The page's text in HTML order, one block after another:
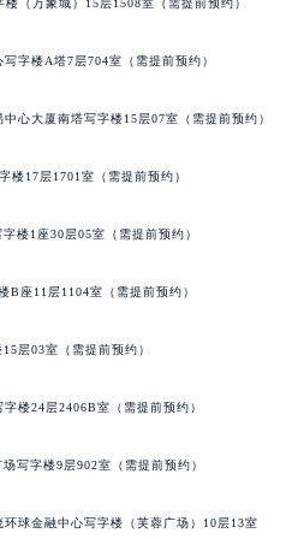
（万象城）15层1508室（需提前预约）
字楼A塔7层704室（需提前预约）
心大厦南塔写字楼15层07室（需提前预约）
楼17层1701室（需提前预约）
楼1座30层05室（需提前预约）
B座11层1104室（需提前预约）
层03室（需提前预约）
楼24层2406B室（需提前预约）
写字楼9层902室（需提前预约）
球金融中心写字楼（芙蓉广场）10层13室